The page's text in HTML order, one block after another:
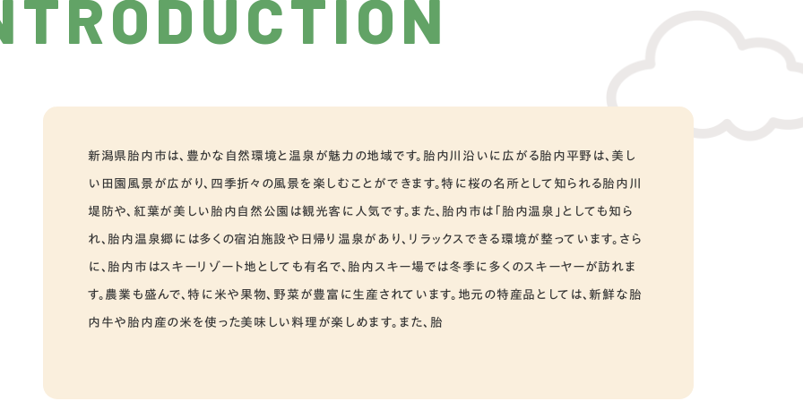
新潟県胎内市は、豊かな自然環境と温泉が魅力の地域です。胎内川沿いに広がる胎内平野は、美し
い田園風景が広がり、四季折々の風景を楽しむことができます。特に桜の名所として知られる胎内川
堤防や、紅葉が美しい胎内自然公園は観光客に人気です。また、胎内市は「胎内温泉」としても知ら
れ、胎内温泉郷には多くの宿泊施設や日帰り温泉があり、リラックスできる環境が整っています。さら
に、胎内市はスキーリゾート地としても有名で、胎内スキー場では冬季に多くのスキーヤーが訪れま
す。農業も盛んで、特に米や果物、野菜が豊富に生産されています。地元の特産品としては、新鮮な胎
内牛や胎内産の米を使った美味しい料理が楽しめます。また、胎